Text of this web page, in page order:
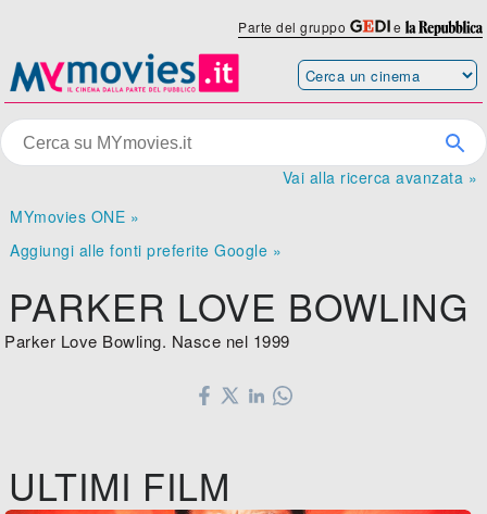
Parte del gruppo e
Vai alla ricerca avanzata »
MYmovies ONE »
Aggiungi alle fonti preferite Google »
PARKER LOVE BOWLING
Parker Love Bowling. Nasce nel 1999
ULTIMI FILM